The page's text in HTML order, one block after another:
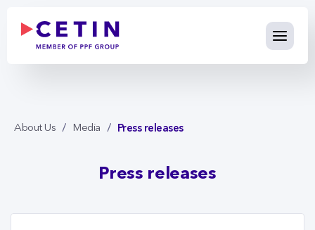
About Us Media Press releases
Press releases